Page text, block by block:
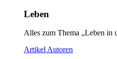
Leben
Alles zum Thema „Leben in
ArtikelAutoren